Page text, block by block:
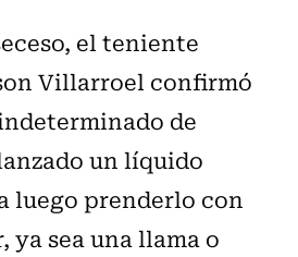
el teniente
Villarroel confirmó
de
un líquido
luego prenderlo con
sea una llama o